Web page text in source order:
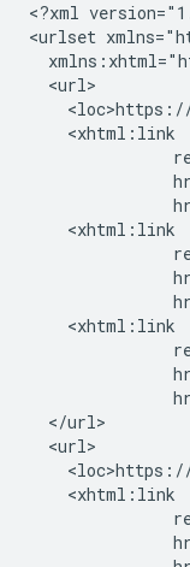
<?xml
<urlset
  <url>
    <xhtml:link
    <xhtml:link
    <xhtml:link
  </url>
  <url>
    <xhtml:link